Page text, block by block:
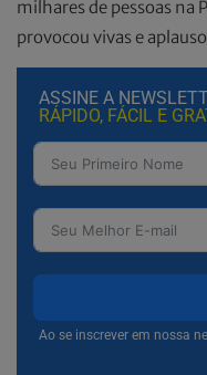
milhares de pessoas na
provocou vivas e
ASSINE A
RÁPIDO, FÁCIL E
Ao se inscrever em nossa